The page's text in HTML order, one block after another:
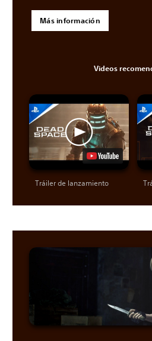
Más información
Videos
Tráiler de lanzamiento